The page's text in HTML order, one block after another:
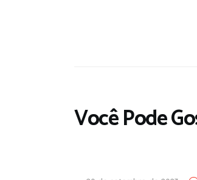
Você Pode